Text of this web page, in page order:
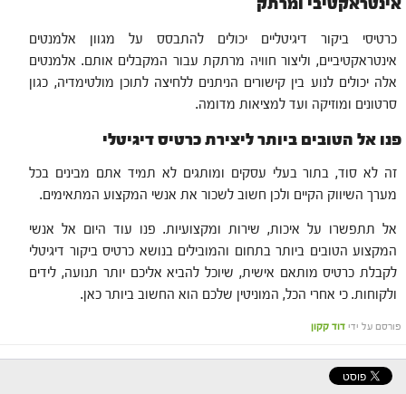
אינטראקטיבי ומרתק
כרטיסי ביקור דיגיטליים יכולים להתבסס על מגוון אלמנטים
אינטראקטיביים, וליצור חוויה מרתקת עבור המקבלים אותם. אלמנטים
אלה יכולים לנוע בין קישורים הניתנים ללחיצה לתוכן מולטימדיה, כגון
סרטונים ומוזיקה ועד למציאות מדומה.
פנו אל הטובים ביותר ליצירת כרטיס דיגיטלי
זה לא סוד, בתור בעלי עסקים ומותגים לא תמיד אתם מבינים בכל
מערך השיווק הקיים ולכן חשוב לשכור את אנשי המקצוע המתאימים.
אל תתפשרו על איכות, שירות ומקצועיות. פנו עוד היום אל אנשי
המקצוע הטובים ביותר בתחום והמובילים בנושא כרטיס ביקור דיגיטלי
לקבלת כרטיס מותאם אישית, שיוכל להביא אליכם יותר תנועה, לידים
ולקוחות. כי אחרי הכל, המוניטין שלכם הוא החשוב ביותר כאן.
פורסם על ידי דוד קקון